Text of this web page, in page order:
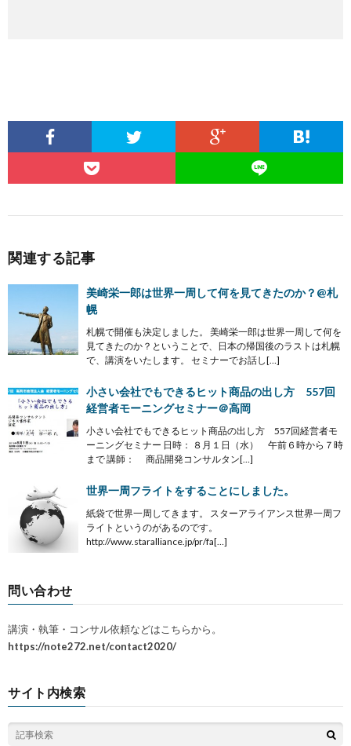
関連する記事
美崎栄一郎は世界一周して何を見てきたのか？@札
幌
札幌で開催も決定しました。 美崎栄一郎は世界一周して何を
見てきたのか？ということで、日本の帰国後のラストは札幌
で、講演をいたします。 セミナーでお話し[…]
小さい会社でもできるヒット商品の出し方 557回
経営者モーニングセミナー＠高岡
小さい会社でもできるヒット商品の出し方 557回経営者モ
ーニングセミナー 日時： ８月１日（水） 午前６時から７時
まで 講師： 商品開発コンサルタン[…]
世界一周フライトをすることにしました。
紙袋で世界一周してきます。 スターアライアンス世界一周フ
ライトというのがあるのです。
http://www.staralliance.jp/pr/fa[…]
問い合わせ
講演・執筆・コンサル依頼などはこちらから。
https://note272.net/contact2020/
サイト内検索